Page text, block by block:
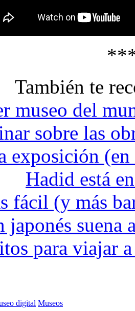
También te
museo del
sobre las
exposición
Hadid está
fácil (y más
japonés suena
para viajar
digital Museos